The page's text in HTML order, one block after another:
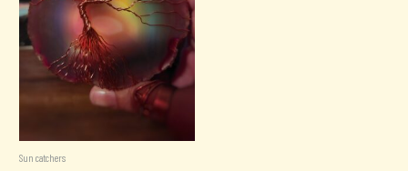
Sun catchers